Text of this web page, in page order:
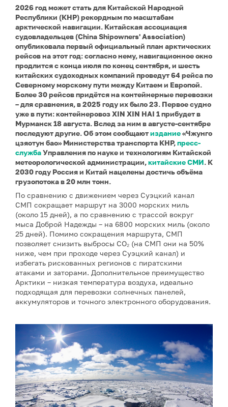
2026 год может стать для Китайской Народной
Республики (КНР) рекордным по масштабам
арктической навигации. Китайская ассоциация
судовладельцев (China Shipowners' Association)
опубликовала первый официальный план арктических
рейсов на этот год: согласно нему, навигационное окно
продлится с конца июля по конец сентября, и шесть
китайских судоходных компаний проведут 64 рейса по
Северному морскому пути между Китаем и Европой.
Более 30 рейсов придётся на контейнерные перевозки
– для сравнения, в 2025 году их было 23. Первое судно
уже в пути: контейнеровоз XIN XIN HAI 1 прибудет в
Мурманск 18 августа. Вслед за ним в августе-сентябре
последуют другие. Об этом сообщаютиздание«Чжунго
цзяотун бао» Министерства транспорта КНР,пресс-
службаУправления по науке и технологиям Китайской
метеорологической администрации,китайские СМИ. К
2030 году Россия и Китай нацелены достичь объёма
грузопотока в 20 млн тонн.
По сравнению с движением через Суэцкий канал
СМП сокращает маршрут на 3000 морских миль
(около 15 дней), а по сравнению с трассой вокруг
мыса Доброй Надежды – на 6800 морских миль (около
25 дней). Помимо сокращения маршрута, СМП
позволяет снизить выбросы CO₂ (на СМП они на 50%
ниже, чем при проходе через Суэцкий канал) и
избегать рискованных регионов с пиратскими
атаками и заторами. Дополнительное преимущество
Арктики – низкая температура воздуха, идеально
подходящая для перевозки солнечных панелей,
аккумуляторов и точного электронного оборудования.